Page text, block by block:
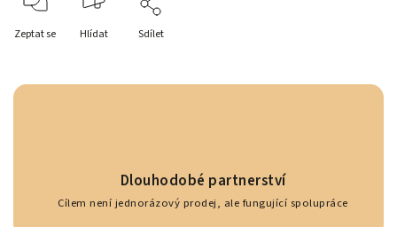
Zeptat se Hlídat Sdílet
Dlouhodobé partnerství
Cílem není jednorázový prodej, ale fungující spolupráce